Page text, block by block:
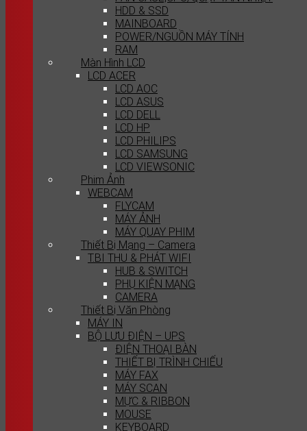
HDD & SSD
MAINBOARD
POWER/NGUỒN MÁY TÍNH
RAM
Màn Hình LCD
LCD ACER
LCD AOC
LCD ASUS
LCD DELL
LCD HP
LCD PHILIPS
LCD SAMSUNG
LCD VIEWSONIC
Phim Ảnh
WEBCAM
FLYCAM
MÁY ẢNH
MÁY QUAY PHIM
Thiết Bị Mạng – Camera
T.BI THU & PHÁT WIFI
HUB & SWITCH
PHỤ KIỆN MẠNG
CAMERA
Thiết Bị Văn Phòng
MÁY IN
BỘ LƯU ĐIỆN – UPS
ĐIỆN THOẠI BÀN
THIẾT BỊ TRÌNH CHIẾU
MÁY FAX
MÁY SCAN
MỰC & RIBBON
MOUSE
KEYBOARD